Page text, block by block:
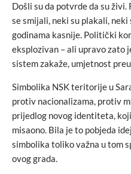
Došli su da potvrde da su živi.
se smijali, neki su plakali,
godinama kasnije. Politički
eksplozivan – ali upravo zato
sistem zakaže, umjetnost
Simbolika NSK teritorije u
protiv nacionalizama, protiv
prijedlog novog identiteta,
misaono. Bila je to pobjeda
simbolika toliko važna u tom
ovog grada.